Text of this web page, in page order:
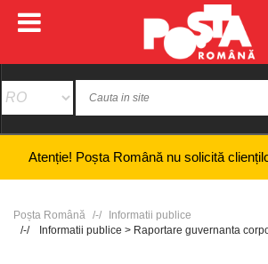
Poșta Română nu solicită clienților să
Poșta Română
Informatii publice
Informatii publice > Raportare guvernanta